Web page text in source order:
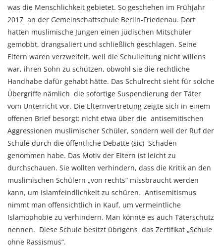
was die Menschlichkeit gebietet. So geschehen im Frühjahr
2017 an der Gemeinschaftschule Berlin-Friedenau. Dort
hatten muslimische Jungen einen jüdischen Mitschüler
gemobbt, drangsaliert und schließlich geschlagen. Seine
Eltern waren verzweifelt, weil die Schulleitung nicht willens
war, ihren Sohn zu schützen, obwohl sie die rechtliche
Handhabe dafür gehabt hätte. Das Schulrecht sieht für solche
Übergriffe nämlich die sofortige Suspendierung der Täter
vom Unterricht vor. Die Elternvertretung zeigte sich in einem
offenen Brief besorgt: nicht etwa über die antisemitischen
Aggressionen muslimischer Schüler, sondern weil der Ruf der
Schule durch die öffentliche Debatte (sic) Schaden
genommen habe. Das Motiv der Eltern ist leicht zu
durchschauen. Sie wollten verhindern, dass die Kritik an den
muslimischen Schülern „von rechts“ missbraucht werden
kann, um Islamfeindlichkeit zu schüren. Antisemitismus
nimmt man offensichtlich in Kauf, um vermeintliche
Islamophobie zu verhindern. Man könnte es auch Täterschutz
nennen. Diese Schule besitzt übrigens das Zertifikat „Schule
ohne Rassismus“.